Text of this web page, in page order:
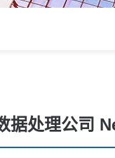
据处理公司